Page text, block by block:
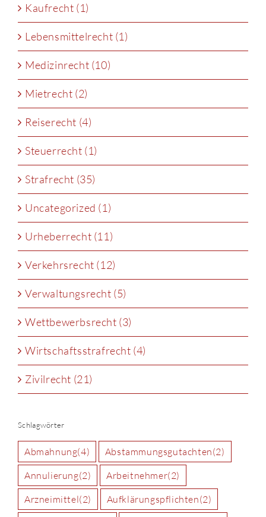
Kaufrecht (1)
Lebensmittelrecht (1)
Medizinrecht (10)
Mietrecht (2)
Reiserecht (4)
Steuerrecht (1)
Strafrecht (35)
Uncategorized (1)
Urheberrecht (11)
Verkehrsrecht (12)
Verwaltungsrecht (5)
Wettbewerbsrecht (3)
Wirtschaftsstrafrecht (4)
Zivilrecht (21)
Schlagwörter
Abmahnung(4) Abstammungsgutachten(2)
Annulierung(2) Arbeitnehmer(2)
Arzneimittel(2) Aufklärungspflichten(2)